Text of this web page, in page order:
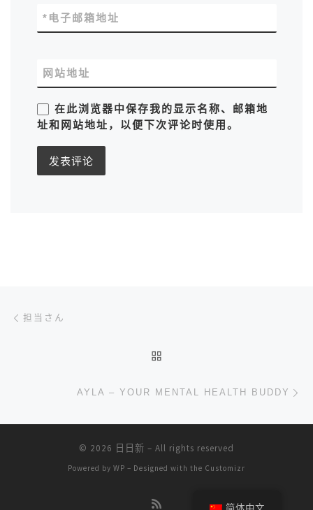
电子邮箱地址
*
网站地址
在此浏览器中保存我的显示名称、邮箱地
址和网站地址，以便下次评论时使用。
文章导航
担当さん
AYLA – YOUR MENTAL HEALTH BUDDY
© 2026 日日新 – All rights reserved
Powered by WP – Designed with the Customizr